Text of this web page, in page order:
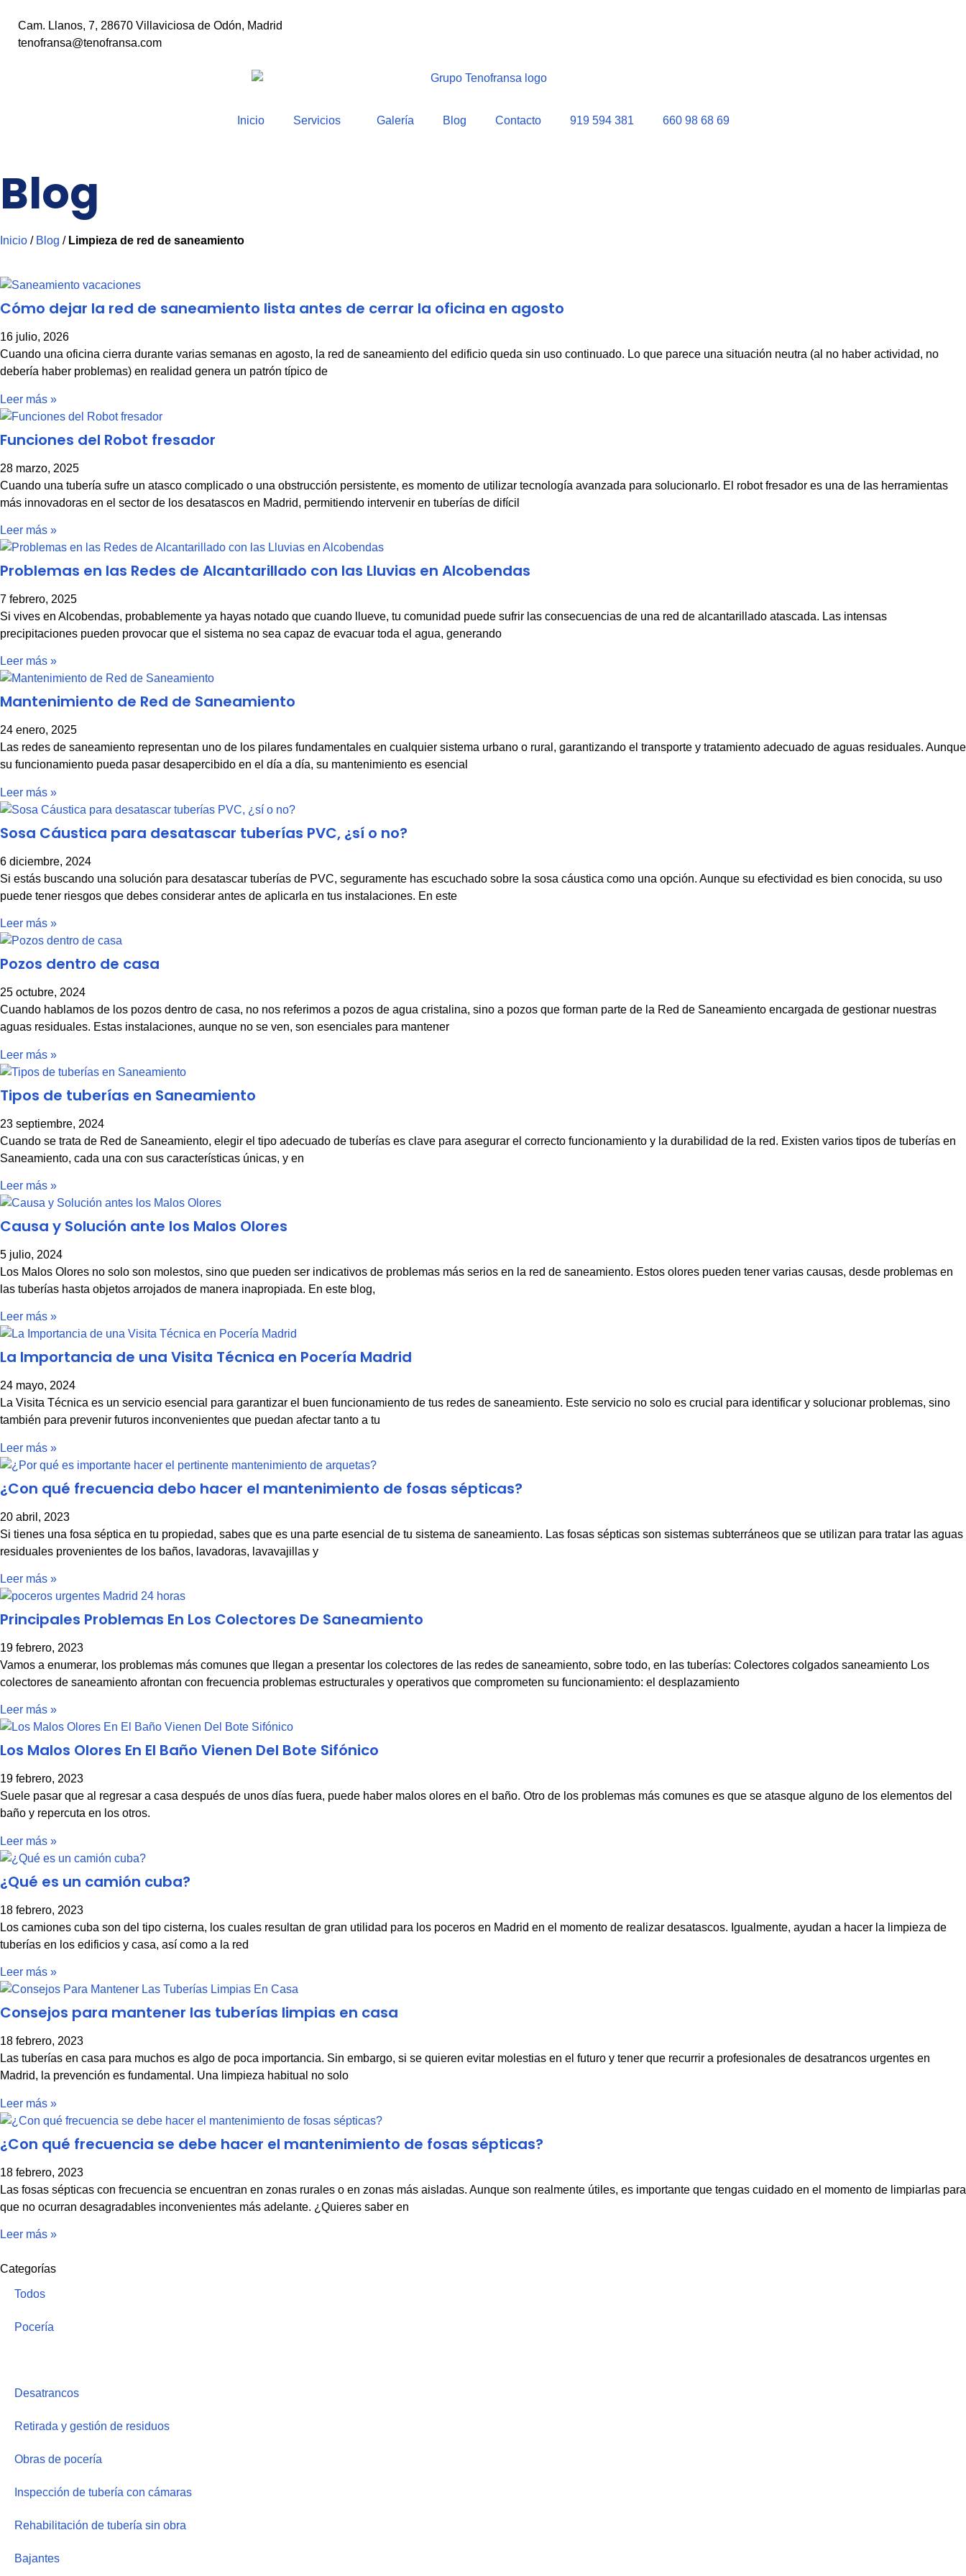
Cam. Llanos, 7, 28670 Villaviciosa de Odón, Madrid
tenofransa@tenofransa.com
Inicio Servicios Galería Blog Contacto 919 594 381 660 98 68 69
Blog
Inicio / Blog / Limpieza de red de saneamiento
Cómo dejar la red de saneamiento lista antes de cerrar la oficina en agosto
16 julio, 2026
Cuando una oficina cierra durante varias semanas en agosto, la red de saneamiento del edificio queda sin uso continuado. Lo que parece una situación neutra (al no haber actividad, no
debería haber problemas) en realidad genera un patrón típico de
Leer más »
Funciones del Robot fresador
28 marzo, 2025
Cuando una tubería sufre un atasco complicado o una obstrucción persistente, es momento de utilizar tecnología avanzada para solucionarlo. El robot fresador es una de las herramientas
más innovadoras en el sector de los desatascos en Madrid, permitiendo intervenir en tuberías de difícil
Leer más »
Problemas en las Redes de Alcantarillado con las Lluvias en Alcobendas
7 febrero, 2025
Si vives en Alcobendas, probablemente ya hayas notado que cuando llueve, tu comunidad puede sufrir las consecuencias de una red de alcantarillado atascada. Las intensas
precipitaciones pueden provocar que el sistema no sea capaz de evacuar toda el agua, generando
Leer más »
Mantenimiento de Red de Saneamiento
24 enero, 2025
Las redes de saneamiento representan uno de los pilares fundamentales en cualquier sistema urbano o rural, garantizando el transporte y tratamiento adecuado de aguas residuales. Aunque
su funcionamiento pueda pasar desapercibido en el día a día, su mantenimiento es esencial
Leer más »
Sosa Cáustica para desatascar tuberías PVC, ¿sí o no?
6 diciembre, 2024
Si estás buscando una solución para desatascar tuberías de PVC, seguramente has escuchado sobre la sosa cáustica como una opción. Aunque su efectividad es bien conocida, su uso
puede tener riesgos que debes considerar antes de aplicarla en tus instalaciones. En este
Leer más »
Pozos dentro de casa
25 octubre, 2024
Cuando hablamos de los pozos dentro de casa, no nos referimos a pozos de agua cristalina, sino a pozos que forman parte de la Red de Saneamiento encargada de gestionar nuestras
aguas residuales. Estas instalaciones, aunque no se ven, son esenciales para mantener
Leer más »
Tipos de tuberías en Saneamiento
23 septiembre, 2024
Cuando se trata de Red de Saneamiento, elegir el tipo adecuado de tuberías es clave para asegurar el correcto funcionamiento y la durabilidad de la red. Existen varios tipos de tuberías en
Saneamiento, cada una con sus características únicas, y en
Leer más »
Causa y Solución ante los Malos Olores
5 julio, 2024
Los Malos Olores no solo son molestos, sino que pueden ser indicativos de problemas más serios en la red de saneamiento. Estos olores pueden tener varias causas, desde problemas en
las tuberías hasta objetos arrojados de manera inapropiada. En este blog,
Leer más »
La Importancia de una Visita Técnica en Pocería Madrid
24 mayo, 2024
La Visita Técnica es un servicio esencial para garantizar el buen funcionamiento de tus redes de saneamiento. Este servicio no solo es crucial para identificar y solucionar problemas, sino
también para prevenir futuros inconvenientes que puedan afectar tanto a tu
Leer más »
¿Con qué frecuencia debo hacer el mantenimiento de fosas sépticas?
20 abril, 2023
Si tienes una fosa séptica en tu propiedad, sabes que es una parte esencial de tu sistema de saneamiento. Las fosas sépticas son sistemas subterráneos que se utilizan para tratar las aguas
residuales provenientes de los baños, lavadoras, lavavajillas y
Leer más »
Principales Problemas En Los Colectores De Saneamiento
19 febrero, 2023
Vamos a enumerar, los problemas más comunes que llegan a presentar los colectores de las redes de saneamiento, sobre todo, en las tuberías: Colectores colgados saneamiento Los
colectores de saneamiento afrontan con frecuencia problemas estructurales y operativos que comprometen su funcionamiento: el desplazamiento
Leer más »
Los Malos Olores En El Baño Vienen Del Bote Sifónico
19 febrero, 2023
Suele pasar que al regresar a casa después de unos días fuera, puede haber malos olores en el baño. Otro de los problemas más comunes es que se atasque alguno de los elementos del
baño y repercuta en los otros.
Leer más »
¿Qué es un camión cuba?
18 febrero, 2023
Los camiones cuba son del tipo cisterna, los cuales resultan de gran utilidad para los poceros en Madrid en el momento de realizar desatascos. Igualmente, ayudan a hacer la limpieza de
tuberías en los edificios y casa, así como a la red
Leer más »
Consejos para mantener las tuberías limpias en casa
18 febrero, 2023
Las tuberías en casa para muchos es algo de poca importancia. Sin embargo, si se quieren evitar molestias en el futuro y tener que recurrir a profesionales de desatrancos urgentes en
Madrid, la prevención es fundamental. Una limpieza habitual no solo
Leer más »
¿Con qué frecuencia se debe hacer el mantenimiento de fosas sépticas?
18 febrero, 2023
Las fosas sépticas con frecuencia se encuentran en zonas rurales o en zonas más aisladas. Aunque son realmente útiles, es importante que tengas cuidado en el momento de limpiarlas para
que no ocurran desagradables inconvenientes más adelante. ¿Quieres saber en
Leer más »
Categorías
Todos
Pocería
Desatrancos
Retirada y gestión de residuos
Obras de pocería
Inspección de tubería con cámaras
Rehabilitación de tubería sin obra
Bajantes